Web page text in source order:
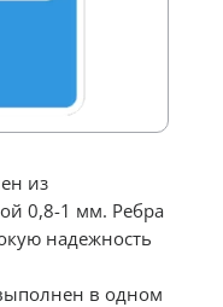
из
0,8-1 мм. Ребра
надежность
в одном